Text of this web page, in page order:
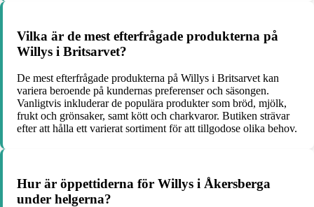
Vilka är de mest efterfrågade produkterna på
Willys i Britsarvet?
De mest efterfrågade produkterna på Willys i Britsarvet kan
variera beroende på kundernas preferenser och säsongen.
Vanligtvis inkluderar de populära produkter som bröd, mjölk,
frukt och grönsaker, samt kött och charkvaror. Butiken strävar
efter att hålla ett varierat sortiment för att tillgodose olika behov.
Hur är öppettiderna för Willys i Åkersberga
under helgerna?